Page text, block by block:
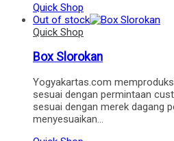
Quick Shop
Out of stock
Quick Shop
Box Slorokan
Yogyakartas.com
sesuai dengan permintaan
sesuai dengan merek dagang
menyesuaikan…